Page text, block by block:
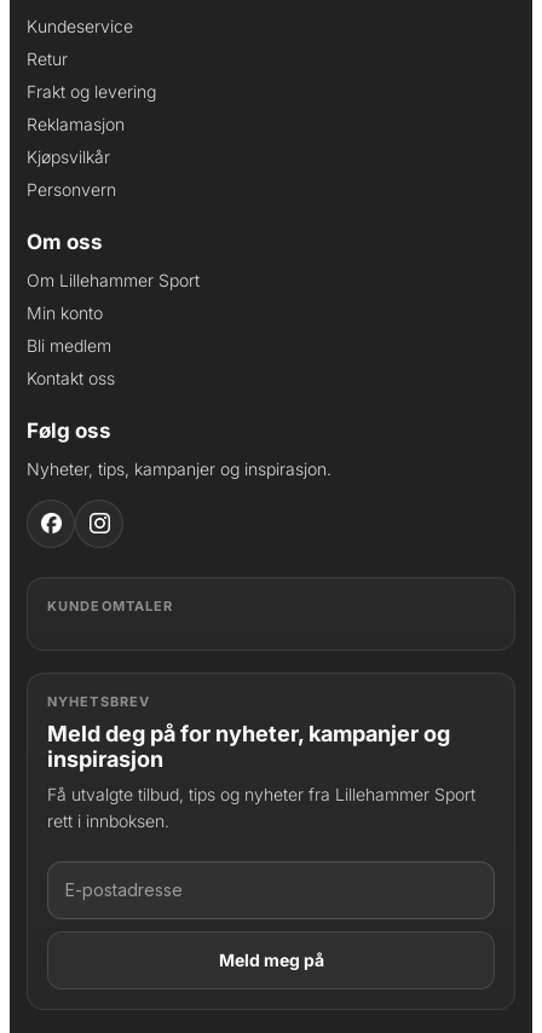
Kundeservice
Retur
Frakt og levering
Reklamasjon
Kjøpsvilkår
Personvern
Om oss
Om Lillehammer Sport
Min konto
Bli medlem
Kontakt oss
Følg oss
Nyheter, tips, kampanjer og inspirasjon.
KUNDEOMTALER
NYHETSBREV
Meld deg på for nyheter, kampanjer og
inspirasjon
Få utvalgte tilbud, tips og nyheter fra Lillehammer Sport
rett i innboksen.
LAGT I HANDLEKURV
Produktet er lagt til